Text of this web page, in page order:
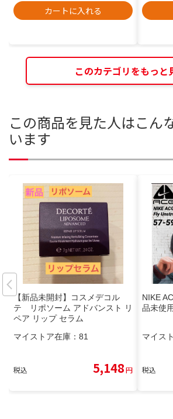
カートに入れる
このカテゴリをもっと
この商品を見た人はこん
います
【新品未開封】コスメデコル
テ リポソーム アドバンスト リ
ペア リップ セラム
マイストア在庫： 81
税込 5,148円
NIKE
品未使用
マイス
税込